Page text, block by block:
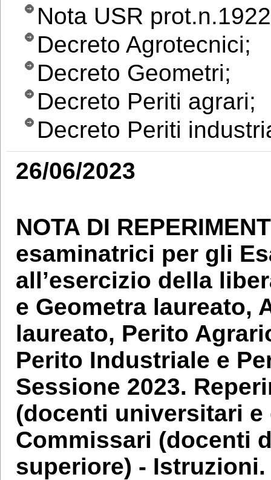
Nota USR
Decreto Agrotecnici;
Decreto Geometri;
Decreto Periti agrari;
Decreto Periti
26/06/2023
NOTA DI
esaminatrici per gli
all’esercizio della
e Geometra laureato,
laureato, Perito
Perito Industriale e
Sessione 2023.
(docenti universitari
Commissari (docenti
superiore) - Istruzioni.